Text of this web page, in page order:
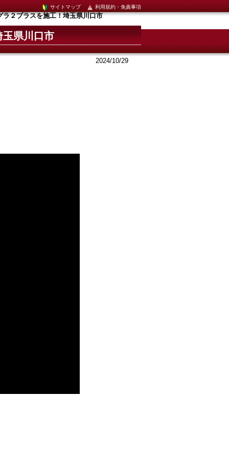
利用規約・免責事項
サイトマップ
２プラスを施工！埼玉県川口市
玉県川口市
2024/10/29